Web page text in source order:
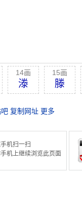
14画
漛
15画
滕
复制网址 更多
机扫一扫
机上继续浏览此页面